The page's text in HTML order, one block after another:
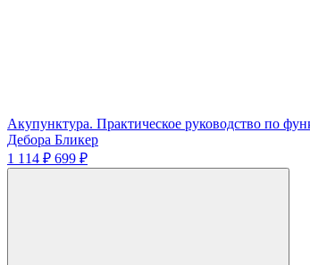
Акупунктура. Практическое руководство по
Дебора Бликер
1 114 ₽ 699 ₽